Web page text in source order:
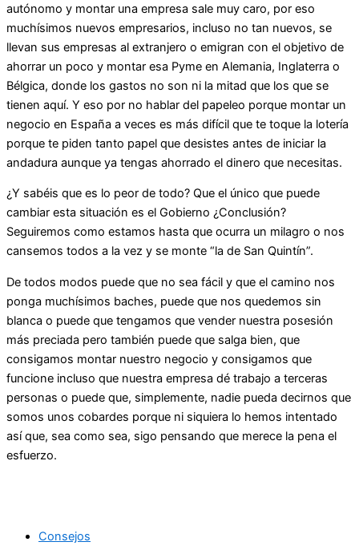
autónomo y montar una empresa sale muy caro, por eso
muchísimos nuevos empresarios, incluso no tan nuevos, se
llevan sus empresas al extranjero o emigran con el objetivo de
ahorrar un poco y montar esa Pyme en Alemania, Inglaterra o
Bélgica, donde los gastos no son ni la mitad que los que se
tienen aquí. Y eso por no hablar del papeleo porque montar un
negocio en España a veces es más difícil que te toque la lotería
porque te piden tanto papel que desistes antes de iniciar la
andadura aunque ya tengas ahorrado el dinero que necesitas.
¿Y sabéis que es lo peor de todo? Que el único que puede
cambiar esta situación es el Gobierno ¿Conclusión?
Seguiremos como estamos hasta que ocurra un milagro o nos
cansemos todos a la vez y se monte “la de San Quintín”.
De todos modos puede que no sea fácil y que el camino nos
ponga muchísimos baches, puede que nos quedemos sin
blanca o puede que tengamos que vender nuestra posesión
más preciada pero también puede que salga bien, que
consigamos montar nuestro negocio y consigamos que
funcione incluso que nuestra empresa dé trabajo a terceras
personas o puede que, simplemente, nadie pueda decirnos que
somos unos cobardes porque ni siquiera lo hemos intentado
así que, sea como sea, sigo pensando que merece la pena el
esfuerzo.
Consejos